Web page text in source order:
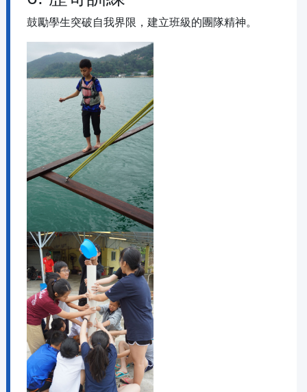
鼓勵學生突破自我界限，建立班級的團隊精神。